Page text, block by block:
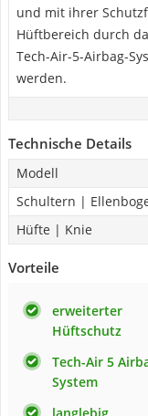
und mit ihrer
Hüftbereich durch
Tech-Air-5-Airbag-
werden.
Technische Details
Modell
Schultern |
Hüfte | Knie
Vorteile
erweiterter
Hüftschutz
Tech-Air 5
System